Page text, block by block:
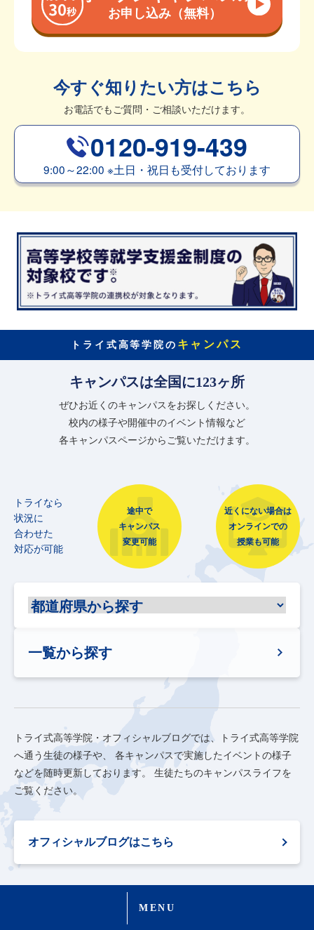
お申し込み（無料）
今すぐ知りたい方はこちら
お電話でもご質問・ご相談いただけます。
0120-919-439
9:00～22:00 ※土日・祝日も受付しております
トライ式高等学院の キャンパス
キャンパスは全国に123ヶ所
ぜひお近くのキャンパスをお探しください。
校内の様子や開催中のイベント情報など
各キャンパスページからご覧いただけます。
トライなら
状況に
合わせた
対応が可能
途中で
キャンパス
変更可能
近くにない場合は
オンラインでの
授業も可能
一覧から探す
トライ式高等学院・オフィシャルブログでは、トライ式高等学院
へ通う生徒の様子や、
各キャンパスで実施したイベントの様子
などを随時更新しております。
生徒たちのキャンパスライフを
ご覧ください。
オフィシャルブログはこちら
MENU